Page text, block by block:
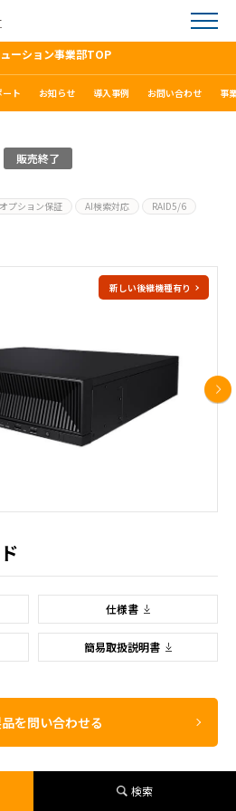
ーション事業部TOP
ート お知らせ 導入事例 お問い合わせ 事
販売終了
オプション保証 AI検索対応
RAID5/6
新しい後継機種有り
仕様書
簡易取扱説明書
を問い合わせる
検索